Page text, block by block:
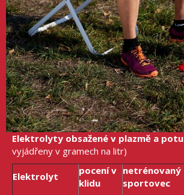
Elektrolyty obsažené v plazmě a potu
vyjádřeny v gramech na litr)
Elektrolyt
pocení v
klidu
netrénovaný
sportovec